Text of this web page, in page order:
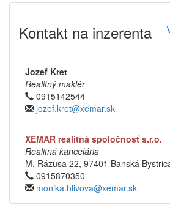
Kontakt na inzerenta
Jozef Kret
Realitný maklér
0915142544
jozef.kret@xemar.sk
XEMAR realitná spoločnosť s.r.o.
Realitná kancelária
M. Rázusa 22, 97401 Banská
0915870350
monika.hlivova@xemar.sk